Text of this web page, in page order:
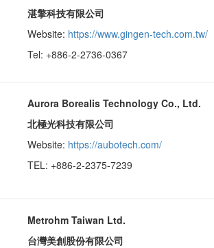
湛擎科技有限公司
Website: https://www.gingen-tech.com.tw/
Tel: +886-2-2736-0367
Aurora Borealis Technology Co., Ltd.
北極光科技有限公司
Website: https://aubotech.com/
TEL: +886-2-2375-7239
Metrohm Taiwan Ltd.
台灣美創股份有限公司